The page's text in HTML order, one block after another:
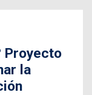
Proyecto
la